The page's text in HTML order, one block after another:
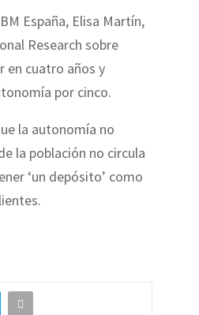
España, Elisa Martín,
Research sobre
en cuatro años y
por cinco.
la autonomía no
la población no circula
‘un depósito’ como